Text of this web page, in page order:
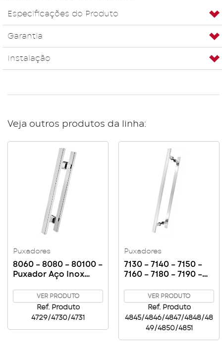
Especificações do Produto
Garantia
Instalação
Veja outros produtos da linha:
Puxadores
8060 – 8080 – 80100 –
Puxador Aço Inox
VER PRODUTO
Ref. Produto
4729/4730/4731
Puxadores
7130 – 7140 – 7150 –
7160 – 7180 – 7190 –
Chata Alumínio –
30/40/50/60/80/90/
100cm
VER PRODUTO
Ref. Produto
4845/4846/4847/4848/48
49/4850/4851